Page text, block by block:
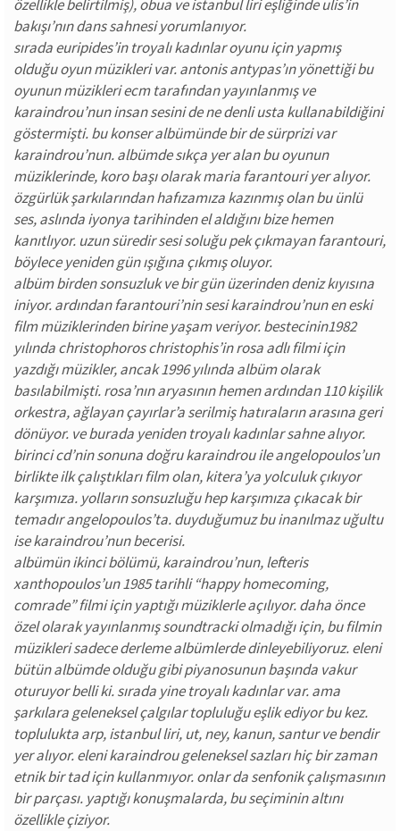
özellikle belirtilmiş), obua ve istanbul liri eşliğinde ulis’in
bakışı’nın dans sahnesi yorumlanıyor.
sırada euripides’in troyalı kadınlar oyunu için yapmış
olduğu oyun müzikleri var. antonis antypas’ın yönettiği bu
oyunun müzikleri ecm tarafından yayınlanmış ve
karaindrou’nun insan sesini de ne denli usta kullanabildiğini
göstermişti. bu konser albümünde bir de sürprizi var
karaindrou’nun. albümde sıkça yer alan bu oyunun
müziklerinde, koro başı olarak maria farantouri yer alıyor.
özgürlük şarkılarından hafızamıza kazınmış olan bu ünlü
ses, aslında iyonya tarihinden el aldığını bize hemen
kanıtlıyor. uzun süredir sesi soluğu pek çıkmayan farantouri,
böylece yeniden gün ışığına çıkmış oluyor.
albüm birden sonsuzluk ve bir gün üzerinden deniz kıyısına
iniyor. ardından farantouri’nin sesi karaindrou’nun en eski
film müziklerinden birine yaşam veriyor. bestecinin1982
yılında christophoros christophis’in rosa adlı filmi için
yazdığı müzikler, ancak 1996 yılında albüm olarak
basılabilmişti. rosa’nın aryasının hemen ardından 110 kişilik
orkestra, ağlayan çayırlar’a serilmiş hatıraların arasına geri
dönüyor. ve burada yeniden troyalı kadınlar sahne alıyor.
birinci cd’nin sonuna doğru karaindrou ile angelopoulos’un
birlikte ilk çalıştıkları film olan, kitera’ya yolculuk çıkıyor
karşımıza. yolların sonsuzluğu hep karşımıza çıkacak bir
temadır angelopoulos’ta. duyduğumuz bu inanılmaz uğultu
ise karaindrou’nun becerisi.
albümün ikinci bölümü, karaindrou’nun, lefteris
xanthopoulos’un 1985 tarihli “happy homecoming,
comrade” filmi için yaptığı müziklerle açılıyor. daha önce
özel olarak yayınlanmış soundtracki olmadığı için, bu filmin
müzikleri sadece derleme albümlerde dinleyebiliyoruz. eleni
bütün albümde olduğu gibi piyanosunun başında vakur
oturuyor belli ki. sırada yine troyalı kadınlar var. ama
şarkılara geleneksel çalgılar topluluğu eşlik ediyor bu kez.
toplulukta arp, istanbul liri, ut, ney, kanun, santur ve bendir
yer alıyor. eleni karaindrou geleneksel sazları hiç bir zaman
etnik bir tad için kullanmıyor. onlar da senfonik çalışmasının
bir parçası. yaptığı konuşmalarda, bu seçiminin altını
özellikle çiziyor.